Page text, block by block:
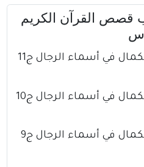
قصص القرآن الكريم
كتاب تذهيب تهذيب الكمال في أسماء الرجال ج11
كتاب تذهيب تهذيب الكمال في أسماء الرجال ج10
كتاب تذهيب تهذيب الكمال في أسماء الرجال ج9